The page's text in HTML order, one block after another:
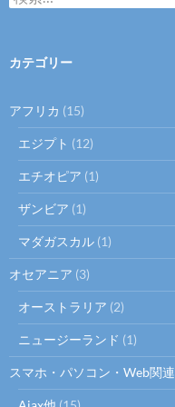
索
カテゴリー
アフリカ (15)
エジプト (12)
エチオピア (1)
ザンビア (1)
マダガスカル (1)
オセアニア (3)
オーストラリア (2)
ニュージーランド (1)
スマホ・パソコン・Web関連